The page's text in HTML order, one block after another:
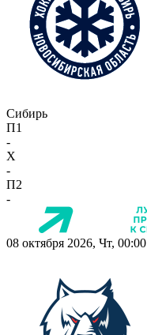
Сибирь
П1
-
X
-
П2
-
08 октября 2026, Чт, 00:00